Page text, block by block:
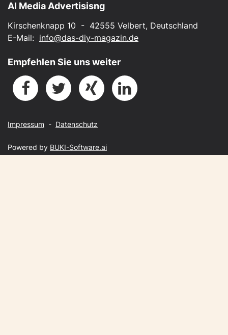
AI Media Advertisisng
Kirschenknapp 10 - 42555 Velbert, Deutschland
E-Mail: info@das-diy-magazin.de
Empfehlen Sie uns weiter
Impressum - Datenschutz
Powered by BUKI-Software.ai